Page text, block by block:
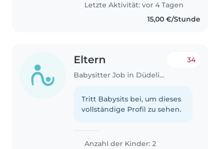
Letzte Aktivität: vor 4 Tagen
15,00 €/Stunde
Eltern
Babysitter Job in Düdelingen
34
Tritt Babysits bei, um dieses
vollständige Profil zu sehen.
Anzahl der Kinder: 2